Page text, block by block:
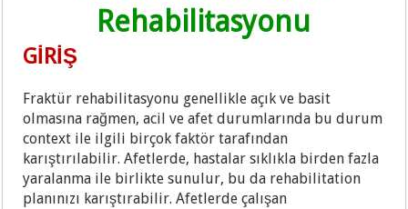
Rehabilitasyonu
GİRİŞ
Fraktür rehabilitasyonu genellikle açık ve basit
olmasına rağmen, acil ve afet durumlarında bu durum
context ile ilgili birçok faktör tarafından
karıştırılabilir. Afetlerde, hastalar sıklıkla birden fazla
yaralanma ile birlikte sunulur, bu da rehabilitation
planınızı karıştırabilir. Afetlerde çalışan